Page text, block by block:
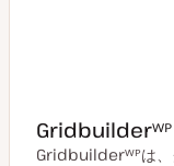
Gridbuilderᵂᴾ
Gridbuilderᵂᴾは、